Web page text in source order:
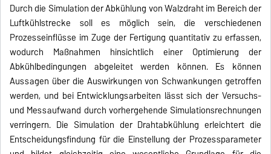
Durch die Simulation der Abkühlung von Walzdraht im Bereich der
Luftkühlstrecke soll es möglich sein, die verschiedenen
Prozesseinflüsse im Zuge der Fertigung quantitativ zu erfassen,
wodurch Maßnahmen hinsichtlich einer Optimierung der
Abkühlbedingungen abgeleitet werden können. Es können
Aussagen über die Auswirkungen von Schwankungen getroffen
werden, und bei Entwicklungsarbeiten lässt sich der Versuchs-
und Messaufwand durch vorhergehende Simulationsrechnungen
verringern. Die Simulation der Drahtabkühlung erleichtert die
Entscheidungsfindung für die Einstellung der Prozessparameter